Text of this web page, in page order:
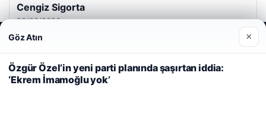
Cengiz Sigorta
23/06/2026
Web sitemizi nasıl kullandığınızı daha iyi anlayabilmek,
deneyiminizi kişiselleştirmek ve geliştirmek amacıyla çerezler
kullanıyoruz.Çerez Politikamız
Reddet Kabul Et
Göz Atın ×
Özgür Özel’in yeni parti planında şaşırtan iddia:
‘Ekrem İmamoğlu yok’